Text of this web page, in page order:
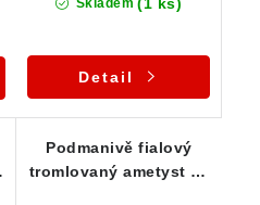
Skladem (1 ks)
Detail
Podmanivě fialový
tromlovaný ametyst ve